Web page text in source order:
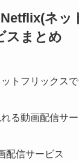
ネ
スまとめ
ットフリックス
れる動画配信サ
配信サービス